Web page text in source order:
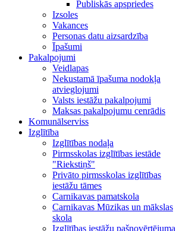
Publiskās apspriedes
Izsoles
Vakances
Personas datu aizsardzība
Īpašumi
Pakalpojumi
Veidlapas
Nekustamā īpašuma nodokļa
atvieglojumi
Valsts iestāžu pakalpojumi
Maksas pakalpojumu cenrādis
Komunālserviss
Izglītība
Izglītības nodaļa
Pirmsskolas izglītības iestāde
"Riekstiņš"
Privāto pirmsskolas izglītības
iestāžu tāmes
Carnikavas pamatskola
Carnikavas Mūzikas un mākslas
skola
Izglītības iestāžu pašnovērtējuma